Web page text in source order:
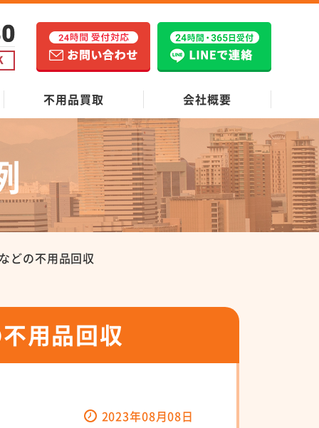
不用品買取 会社概要
どの不用品回収
用品回収
2023年08月08日